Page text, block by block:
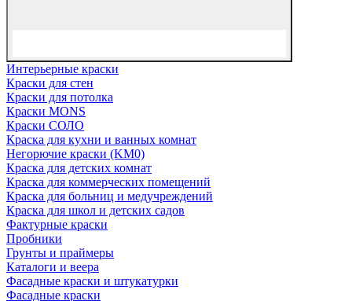
Интерьерные краски
Краски для стен
Краски для потолка
Краски MONS
Краски СОЛО
Краска для кухни и ванных комнат
Негорючие краски (KM0)
Краска для детских комнат
Краска для коммерческих помещений
Краска для больниц и медучреждений
Краска для школ и детских садов
Фактурные краски
Пробники
Грунты и праймеры
Каталоги и веера
Фасадные краски и штукатурки
Фасадные краски